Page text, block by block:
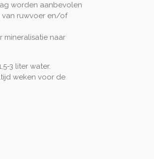
worden aanbevolen
van ruwvoer en/of
naar
3 liter water.
weken voor de